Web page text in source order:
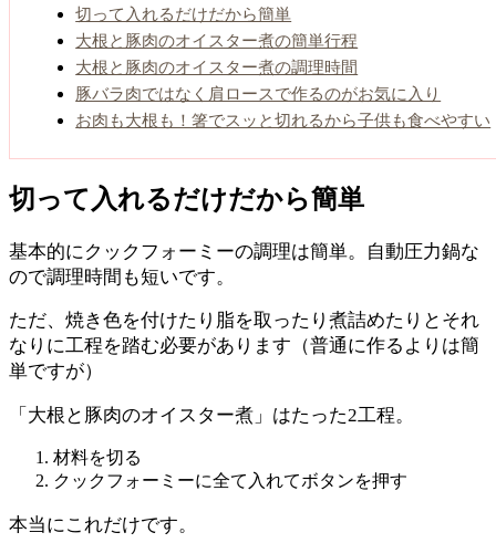
切って入れるだけだから簡単
大根と豚肉のオイスター煮の簡単行程
大根と豚肉のオイスター煮の調理時間
豚バラ肉ではなく肩ロースで作るのがお気に入り
お肉も大根も！箸でスッと切れるから子供も食べやすい
切って入れるだけだから簡単
基本的にクックフォーミーの調理は簡単。自動圧力鍋な
ので調理時間も短いです。
ただ、焼き色を付けたり脂を取ったり煮詰めたりとそれ
なりに工程を踏む必要があります（普通に作るよりは簡
単ですが）
「大根と豚肉のオイスター煮」はたった2工程。
材料を切る
クックフォーミーに全て入れてボタンを押す
本当にこれだけです。